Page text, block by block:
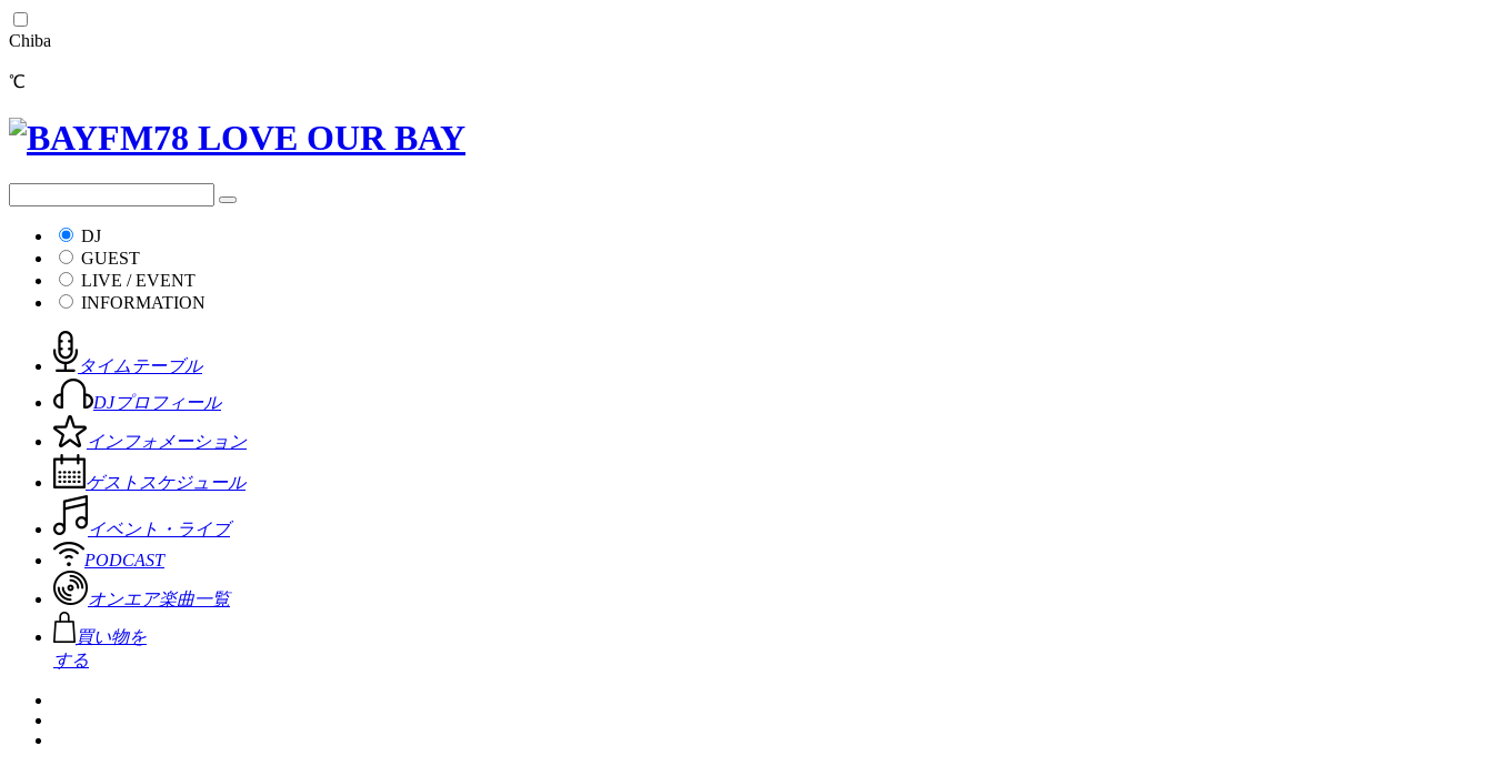
Chiba
℃
DJ
GUEST
LIVE / EVENT
INFORMATION
タイムテーブル
DJプロフィール
インフォメーション
ゲストスケジュール
イベント・ライブ
PODCAST
オンエア楽曲一覧
買い物を
する